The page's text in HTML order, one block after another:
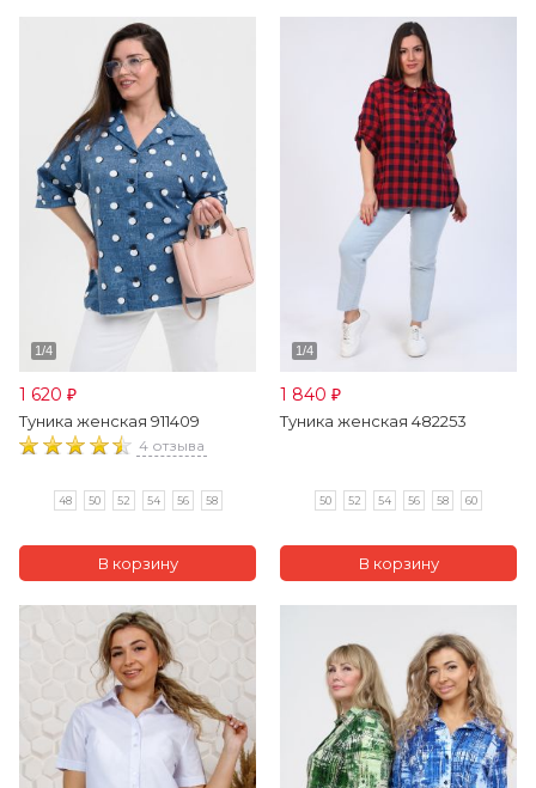
1 620 ₽
Туника женская 911409
4 отзыва
48 50 52 54 56 58
1 840 ₽
Туника женская 482253
50 52 54 56 58 60